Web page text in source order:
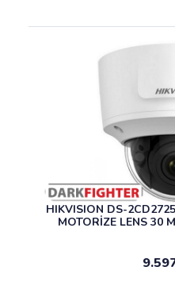
HIKVISION DS-
MOTORİZE LENS 30